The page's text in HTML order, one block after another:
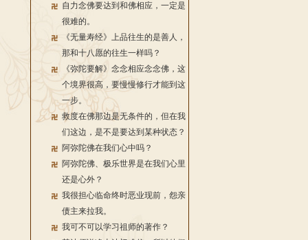
自力念佛要达到和佛相应，一定是
很难的。
《无量寿经》上品往生的是善人，
那和十八愿的往生一样吗？
《弥陀要解》念念相应念念佛，这
个境界很高，要慢慢修行才能到这
一步。
救度在佛那边是无条件的，但在我
们这边，是不是要达到某种状态？
阿弥陀佛在我们心中吗？
阿弥陀佛、极乐世界是在我们心里
还是心外？
我很担心临命终时恶业现前，怨亲
债主来拉我。
我可不可以学习祖师的著作？